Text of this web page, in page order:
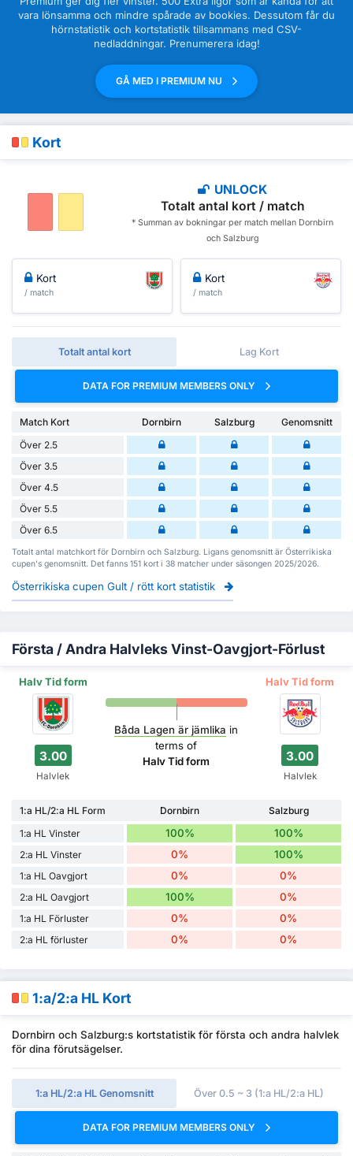
vara lönsamma och mindre spårade av bookies. Dessutom får du
hörnstatistik och kortstatistik tillsammans med CSV-
nedladdningar. Prenumerera idag!
GÅ MED I PREMIUM NU
Kort
UNLOCK
Totalt antal kort / match
* Summan av bokningar per match mellan Dornbirn
och Salzburg
Kort
/ match
Kort
/ match
Totalt antal kort Lag Kort
DATA FOR PREMIUM MEMBERS ONLY
Match Kort Dornbirn Salzburg
Genomsnitt
Över 2.5
Över 3.5
Över 4.5
Över 5.5
Över 6.5
Totalt antal matchkort för Dornbirn och Salzburg. Ligans genomsnitt är Österrikiska
cupen's genomsnitt. Det fanns 151 kort i 38 matcher under säsongen 2025/2026.
Österrikiska cupen Gult / rött kort statistik
Första / Andra Halvleks Vinst-Oavgjort-Förlust
Halv Tid form Halv Tid form
3.00
Halvlek
Båda Lagen är jämlika in
terms of
Halv Tid form
3.00
Halvlek
1:a HL/2:a HL Form Dornbirn
Salzburg
1:a HL Vinster
100% 100%
2:a HL Vinster 0% 100%
1:a HL Oavgjort 0% 0%
2:a HL Oavgjort 100% 0%
1:a HL Förluster 0% 0%
2:a HL förluster 0% 0%
1:a/2:a HL Kort
Dornbirn och Salzburg:s kortstatistik för första och andra halvlek
för dina förutsägelser.
1:a HL/2:a HL Genomsnitt Över 0.5 ~ 3 (1:a HL/2:a HL)
DATA FOR PREMIUM MEMBERS ONLY